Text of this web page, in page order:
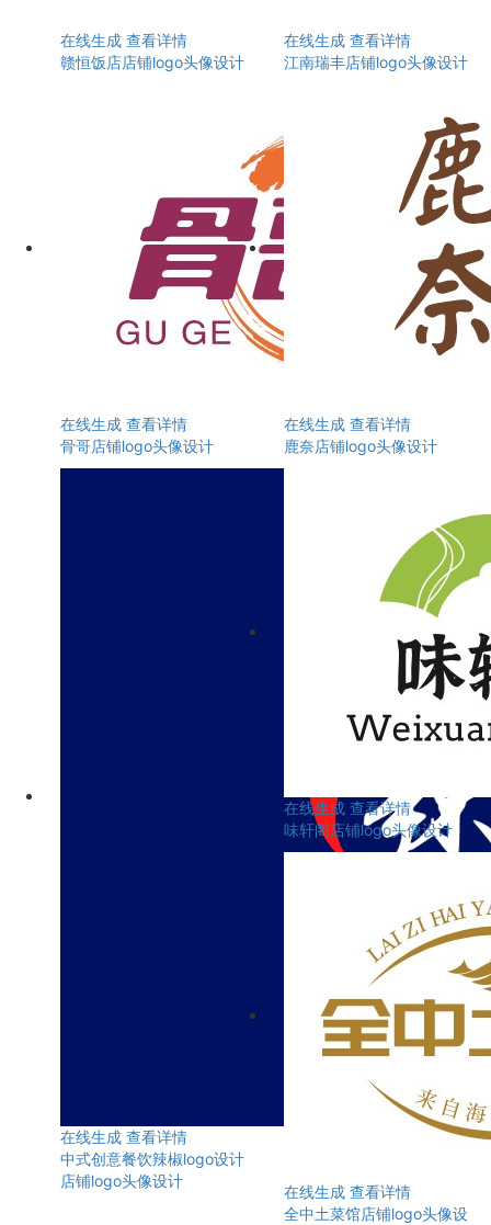
在线生成 查看详情
赣恒饭店店铺logo头像设计
在线生成 查看详情
江南瑞丰店铺logo头像设计
在线生成 查看详情
骨哥店铺logo头像设计
在线生成 查看详情
鹿奈店铺logo头像设计
在线生成 查看详情
中式创意餐饮辣椒logo设计
店铺logo头像设计
在线生成 查看详情
味轩阁店铺logo头像设计
在线生成 查看详情
全中土菜馆店铺logo头像设